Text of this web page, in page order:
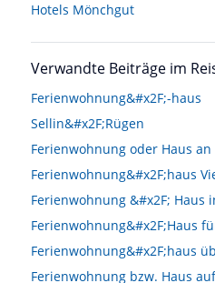
Hotels Mönchgut
Verwandte Beiträge im
Ferienwohnung&#x2F;-haus
Sellin&#x2F;Rügen
Ferienwohnung oder Haus
Ferienwohnung&#x2F;haus
Ferienwohnung &#x2F; Haus
Ferienwohnung&#x2F;Haus
Ferienwohnung&#x2F;haus
Ferienwohnung bzw. Haus auf